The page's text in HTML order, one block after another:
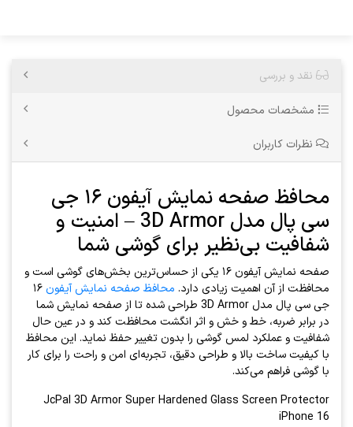
نقد و بررسی
مشخصات محصول
نظرات کاربران
محافظ صفحه نمایش آیفون ۱۶ جی
سی پال مدل 3D Armor – امنیت و
شفافیت بی‌نظیر برای گوشی شما
صفحه نمایش آیفون ۱۶ یکی از حساس‌ترین بخش‌های گوشی است و
محافظت از آن اهمیت زیادی دارد. محافظ صفحه نمایش آیفون۱۶
جی سی پال مدل 3D Armor طراحی شده تا از صفحه نمایش شما
در برابر ضربه، خط و خش و اثر انگشت محافظت کند و در عین حال
شفافیت و عملکرد لمس گوشی را بدون تغییر حفظ نماید. این محافظ
با کیفیت ساخت بالا و طراحی دقیق، تجربه‌ای امن و راحت را برای کار
با گوشی فراهم می‌کند.
JcPal 3D Armor Super Hardened Glass Screen Protector
iPhone 16